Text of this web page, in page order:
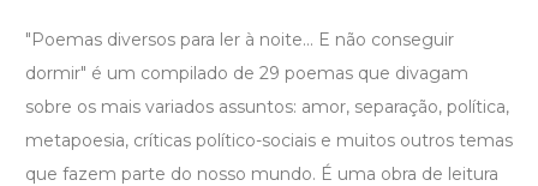
"Poemas diversos para ler à noite... E não conseguir
dormir" é um compilado de 29 poemas que divagam
sobre os mais variados assuntos: amor, separação, política,
metapoesia, críticas político-sociais e muitos outros temas
que fazem parte do nosso mundo. É uma obra de leitura